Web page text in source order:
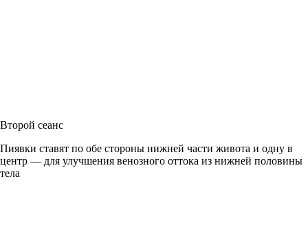
Второй сеанс
Пиявки ставят по обе стороны нижней части живота и одну в
центр — для улучшения венозного оттока из нижней половины
тела